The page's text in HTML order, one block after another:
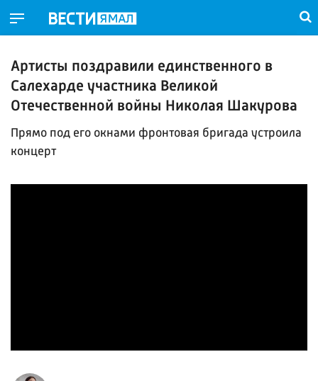
Артисты поздравили единственного в
Салехарде участника Великой
Отечественной войны Николая Шакурова
Прямо под его окнами фронтовая бригада устроила
концерт